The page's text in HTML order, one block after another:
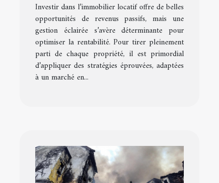
Investir dans l’immobilier locatif offre de belles
opportunités de revenus passifs, mais une
gestion éclairée s’avère déterminante pour
optimiser la rentabilité. Pour tirer pleinement
parti de chaque propriété, il est primordial
d’appliquer des stratégies éprouvées, adaptées
à un marché en...